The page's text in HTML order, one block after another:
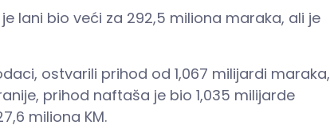
lani bio veći za 292,5 miliona maraka, ali je
ostvarili prihod od 1,067 milijardi maraka,
prihod naftaša je bio 1,035 milijarde
miliona KM.